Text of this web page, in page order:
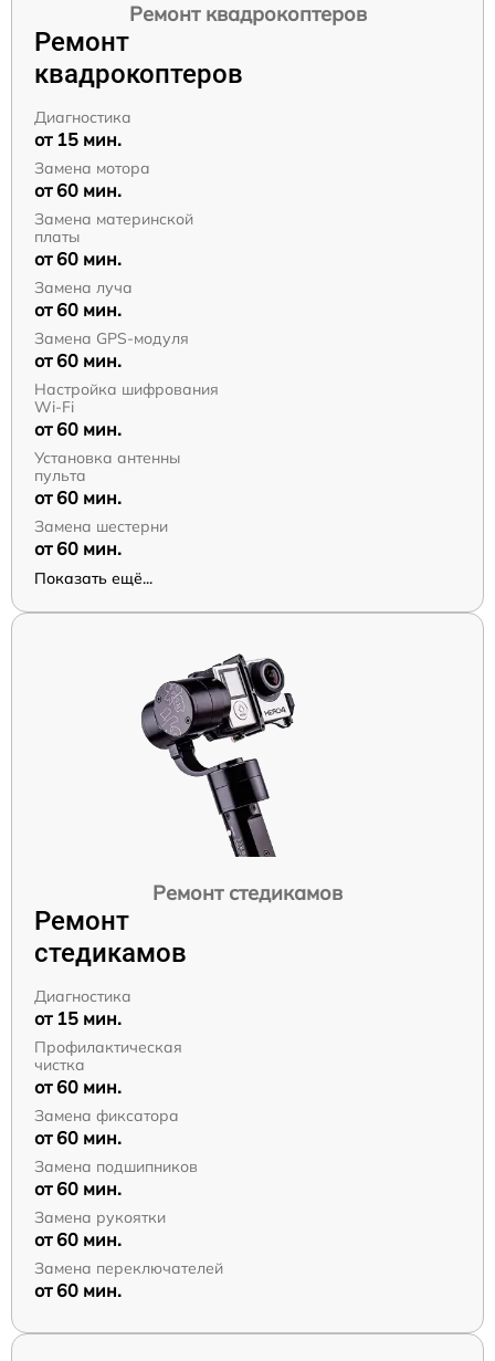
Ремонт квадрокоптеров
Ремонт
квадрокоптеров
Диагностика
от 15 мин.
Замена мотора
от 60 мин.
Замена материнской
платы
от 60 мин.
Замена луча
от 60 мин.
Замена GPS-модуля
от 60 мин.
Настройка шифрования
Wi-Fi
от 60 мин.
Установка антенны
пульта
от 60 мин.
Замена шестерни
от 60 мин.
Показать ещё...
Ремонт стедикамов
Ремонт
стедикамов
Диагностика
от 15 мин.
Профилактическая
чистка
от 60 мин.
Замена фиксатора
от 60 мин.
Замена подшипников
от 60 мин.
Замена рукоятки
от 60 мин.
Замена переключателей
от 60 мин.